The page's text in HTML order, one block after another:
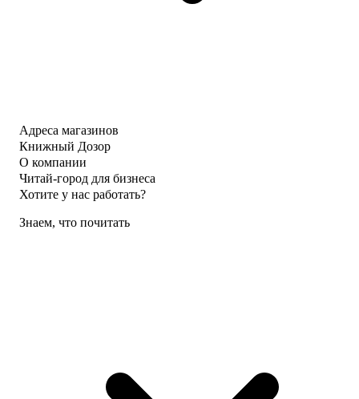
Адреса магазинов
Книжный Дозор
О компании
Читай-город для бизнеса
Хотите у нас работать?
Знаем, что почитать